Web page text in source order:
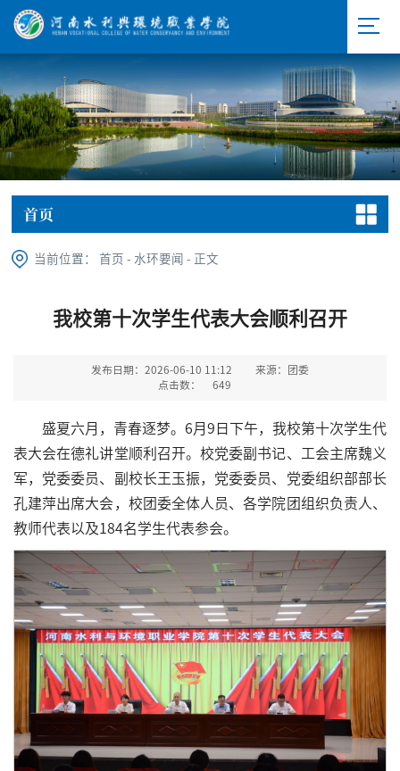
首页
当前位置： 首页 - 水环要闻 - 正文
我校第十次学生代表大会顺利召开
发布日期：2026-06-10 11:12
来源：团委
点击数：
649
盛夏六月，青春逐梦。6月9日下午，我校第十次学生代
表大会在德礼讲堂顺利召开。校党委副书记、工会主席魏义
军，党委委员、副校长王玉振，党委委员、党委组织部部长
孔建萍出席大会，校团委全体人员、各学院团组织负责人、
教师代表以及184名学生代表参会。